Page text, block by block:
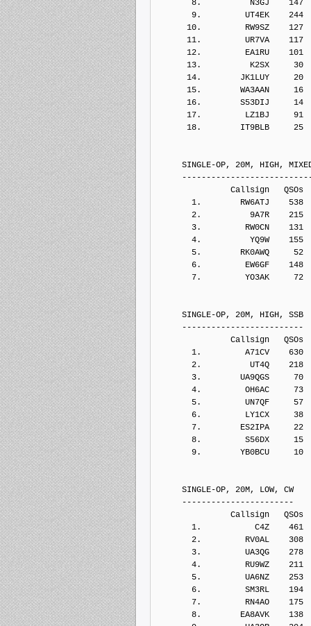
8.          N3GJ    147
9.         UT4EK    244
10.         RW9SZ    127
11.         UR7VA    117
12.         EA1RU    101
13.          K2SX     30
14.        JK1LUY     20
15.        WA3AAN     16
16.        S53DIJ     14
17.         LZ1BJ     91
18.        IT9BLB     25
SINGLE-OP, 20M, HIGH,
Callsign   QSOs  Points
1.        RW6ATJ    538
2.          9A7R    215
3.         RW0CN    131
4.          YQ9W    155
5.        RK0AWQ     52
6.         EW6GF    148
7.         YO3AK     72
SINGLE-OP, 20M, HIGH, SSB
-------------------------
Callsign   QSOs  Points
1.         A71CV    630
2.          UT4Q    218
3.        UA9QGS     70
4.         OH6AC     73
5.         UN7QF     57
6.         LY1CX     38
7.        ES2IPA     22
8.         S56DX     15
9.        YB0BCU     10
SINGLE-OP, 20M, LOW, CW
-----------------------
Callsign   QSOs  Points
1.           C4Z    461
2.         RV0AL    308
3.         UA3QG    278
4.         RU9WZ    211
5.         UA6NZ    253
6.         SM3RL    194
7.         RN4AO    175
8.        EA8AVK    138